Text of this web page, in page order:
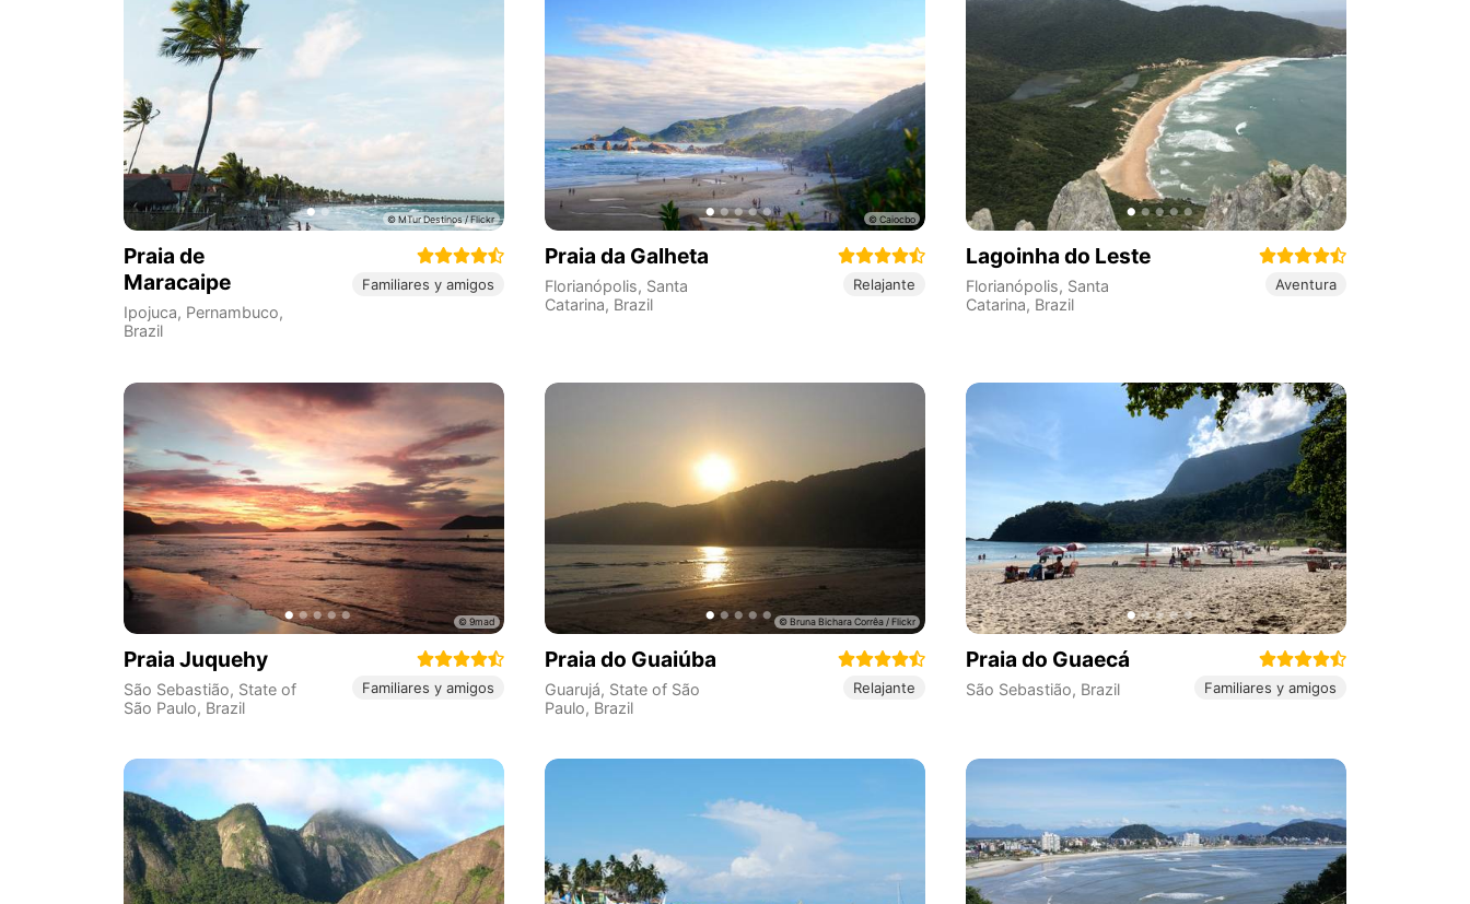
Praia de
Maracaipe
Ipojuca, Pernambuco,
Brazil
Familiares y amigos
Praia da Galheta
Florianópolis, Santa
Catarina, Brazil
Relajante
Lagoinha do Leste
Florianópolis, Santa
Catarina, Brazil
Aventura
Praia Juquehy
São Sebastião, State of
São Paulo, Brazil
Familiares y amigos
Praia do Guaiúba
Guarujá, State of São
Paulo, Brazil
Relajante
Praia do Guaecá
São Sebastião, Brazil Familiares y amigos